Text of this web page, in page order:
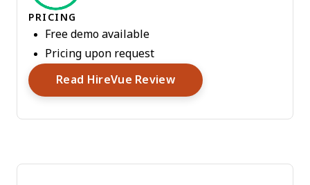
PRICING
Free demo available
Pricing upon request
Read HireVue ReviewOpens New Window